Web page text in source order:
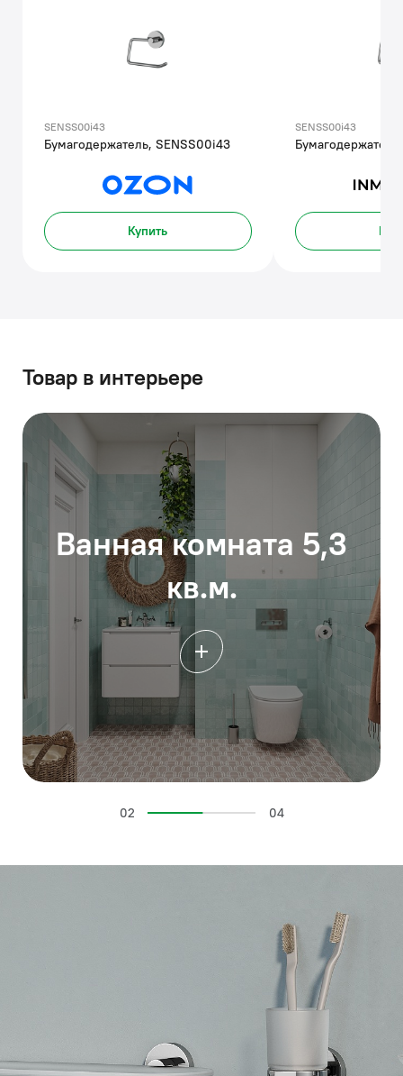
SENSS00i43
Бумагодержатель, SENSS00i43
Купить
SENSS00i43
Товар в интерьере
Ванная комната 5,3
кв.м.
02 04